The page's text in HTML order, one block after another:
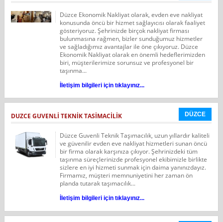
Düzce Ekonomik Nakliyat olarak, evden eve nakliyat
konusunda öncü bir hizmet sağlayıcısı olarak faaliyet
gösteriyoruz. Şehrinizde birçok nakliyat firması
bulunmasına rağmen, bizler sunduğumuz hizmetler
ve sağladığımız avantajlar ile öne çıkıyoruz. Düzce
Ekonomik Nakliyat olarak en önemli hedeflerimizden
biri, müşterilerimize sorunsuz ve profesyonel bir
taşınma...
İletişim bilgileri için tıklayınız...
DUZCE GUVENLİ TEKNİK TASİMACİLİK DÜZCE
Düzce Guvenli Teknik Taşımacılık, uzun yıllardır kaliteli
ve güvenilir evden eve nakliyat hizmetleri sunan öncü
bir firma olarak karşınıza çıkıyor. Şehrinizdeki tüm
taşınma süreçlerinizde profesyonel ekibimizle birlikte
sizlere en iyi hizmeti sunmak için daima yanınızdayız.
Firmamız, müşteri memnuniyetini her zaman ön
planda tutarak taşımacılık...
İletişim bilgileri için tıklayınız...